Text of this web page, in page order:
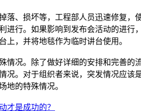
、损坏等，工程部人员迅速修复，
进行。如果影响到发布会活动的进行
上，并将地毯作为临时讲台使用。
况。除了做好详细的安排和完善的
况。对于组织者来说，突发情况应该
地的特殊情况。
才是成功的？